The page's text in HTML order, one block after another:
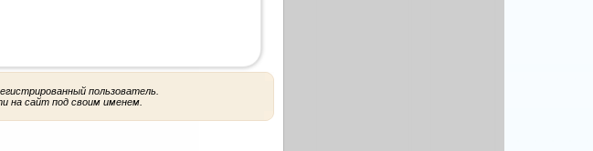
пользователь.
на сайт под своим именем.